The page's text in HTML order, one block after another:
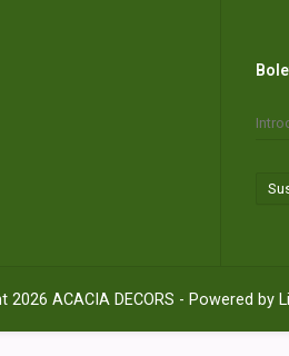
2026 ACACIA DECORS - Powered by